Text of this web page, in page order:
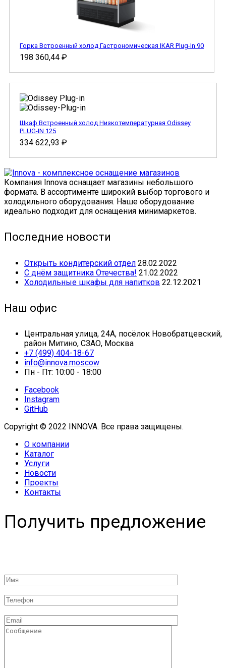
Горка Встроенный холод Гастрономическая IKAR Plug-In 90
198 360,44 ₽
Шкаф Встроенный холод Низкотемпературная Odissey
PLUG-IN 125
334 622,93 ₽
Компания Innova оснащает магазины небольшого
формата. В ассортименте широкий выбор торгового и
холодильного оборудования. Наше оборудование
идеально подходит для оснащения минимаркетов.
Последние новости
Открыть кондитерский отдел 28.02.2022
С днём защитника Отечества! 21.02.2022
Холодильные шкафы для напитков 22.12.2021
Наш офис
Центральная улица, 24А, посёлок Новобратцевский,
район Митино, СЗАО, Москва
+7 (499) 404-18-67
info@innova.moscow
Пн - Пт: 10:00 - 18:00
Facebook
Instagram
GitHub
Copyright © 2022 INNOVA. Все права защищены.
О компании
Каталог
Услуги
Новости
Проекты
Контакты
Получить предложение